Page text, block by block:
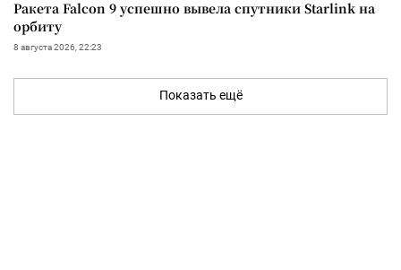
Ракета Falcon 9 успешно вывела спутники Starlink на
орбиту
8 августа 2026, 22:23
Показать ещё